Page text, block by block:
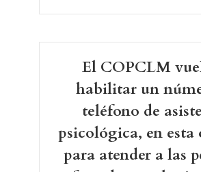
El COPCLM
habilitar un
teléfono de
psicológica, en esta
para atender a las